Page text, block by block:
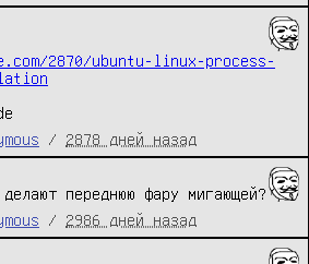
2870/ubuntu-linux-process-
/ 2878 дней назад
переднюю фару мигающей?
/ 2986 дней назад